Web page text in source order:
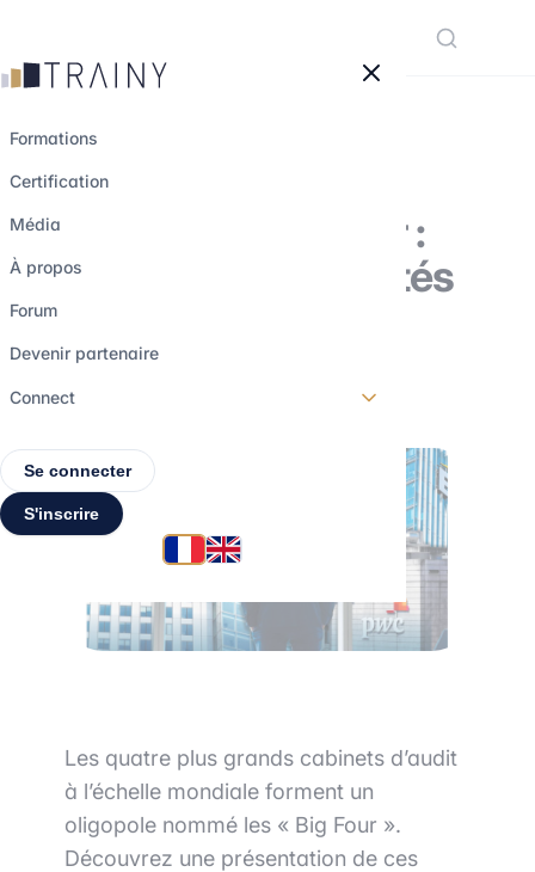
Formations
Certification
Média
À propos
Forum
Devenir partenaire
Connect
Se connecter
S'inscrire
L’audit en Big Four :
quelles opportunités
17 août 2023
Les quatre plus grands cabinets d’audit
à l’échelle mondiale forment un
oligopole nommé les « Big Four ».
Découvrez une présentation de ces